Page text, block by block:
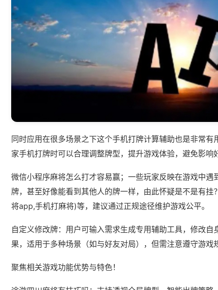
同时应用在很多场景之下这个手机打牌计算辅助也是非常
家手机打牌时可以合理调整牌型，提升游戏体验，避免影响
微信小程序麻将怎么打才容易赢；一些玩家反映在游戏中
牌，甚至好像能看到其他人的牌一样，由此怀疑是不是有
将app,手机打麻将)等，建议通过正规途径维护游戏公平。
自定义修改牌：用户可输入需求生成专用辅助工具，修改自
果，适用于多种场景（如与好友对局），但需注意遵守游戏
聚焦相关游戏功能优势与特色！